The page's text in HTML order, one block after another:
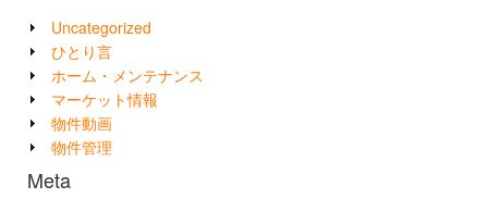
Uncategorized
ひとり言
ホーム・メンテナンス
マーケット情報
物件動画
物件管理
Meta